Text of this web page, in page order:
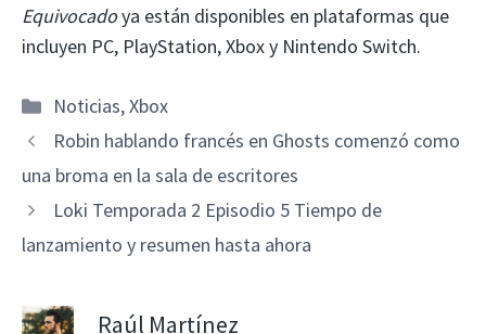
Equivocadoya están disponibles en plataformas que
incluyen PC, PlayStation, Xbox y Nintendo Switch.
Categorías
Noticias,Xbox
Robin hablando francés en Ghosts comenzó como
una broma en la sala de escritores
Loki Temporada 2 Episodio 5 Tiempo de
lanzamiento y resumen hasta ahora
Raúl Martínez